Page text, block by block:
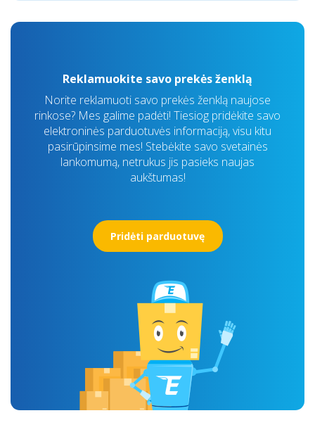
Reklamuokite savo prekės ženklą
Norite reklamuoti savo prekės ženklą naujose
rinkose? Mes galime padėti! Tiesiog pridėkite savo
elektroninės parduotuvės informaciją, visu kitu
pasirūpinsime mes! Stebėkite savo svetainės
lankomumą, netrukus jis pasieks naujas
aukštumas!
Pridėti parduotuvę